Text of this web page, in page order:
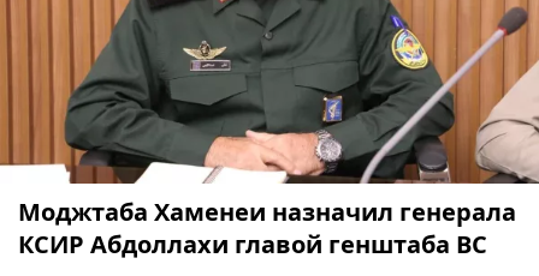
Моджтаба Хаменеи назначил генерала
КСИР Абдоллахи главой генштаба ВС